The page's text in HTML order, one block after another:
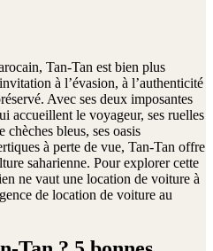
Tan-Tan est bien plus
à l’évasion, à l’authenticité
Avec ses deux imposantes
accueillent le voyageur, ses ruelles
bleus, ses oasis
à perte de vue, Tan-Tan offre
saharienne. Pour explorer cette
ne vaut une location de voiture à
de location de voiture au